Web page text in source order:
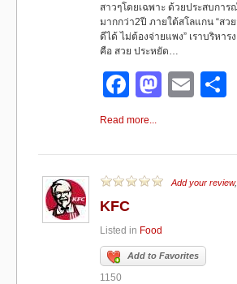
สาวๆโดยเฉพาะ ด้วยประสบกา
มากกว่า2ปี ภายใต้สโลแกน “สว
ดีได้ ไม่ต้องจ่ายแพง” เราบริหา
คือ สวย ประหยัด…
F
a
e
b
o
o
k
M
o
d
n
E
Read more...
Add your review
KFC
Listed in Food
Add to Favorites
1150